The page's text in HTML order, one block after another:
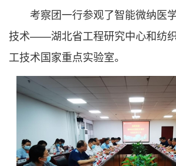
考察团一行参观了智能微纳医
技术——湖北省工程研究中心和纺
工技术国家重点实验室。